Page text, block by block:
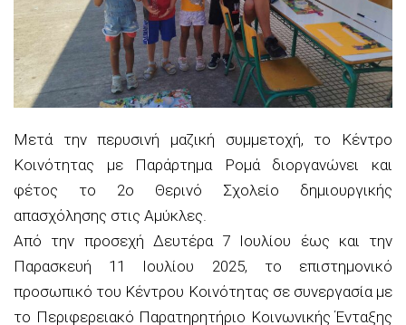
Μετά την περυσινή μαζική συμμετοχή, το Κέντρο
Κοινότητας με Παράρτημα Ρομά διοργανώνει και
φέτος το 2ο Θερινό Σχολείο δημιουργικής
απασχόλησης στις Αμύκλες.
Από την προσεχή Δευτέρα 7 Ιουλίου έως και την
Παρασκευή 11 Ιουλίου 2025, το επιστημονικό
προσωπικό του Κέντρου Κοινότητας σε συνεργασία με
το Περιφερειακό Παρατηρητήριο Κοινωνικής Ένταξης